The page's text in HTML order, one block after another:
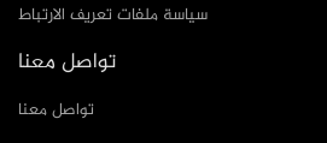
سياسة ملفات تعريف الارتباط
تواصل معنا
تواصل معنا